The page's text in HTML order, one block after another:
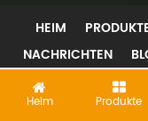
HEIM
NACHRICHTEN
Heim Produkte